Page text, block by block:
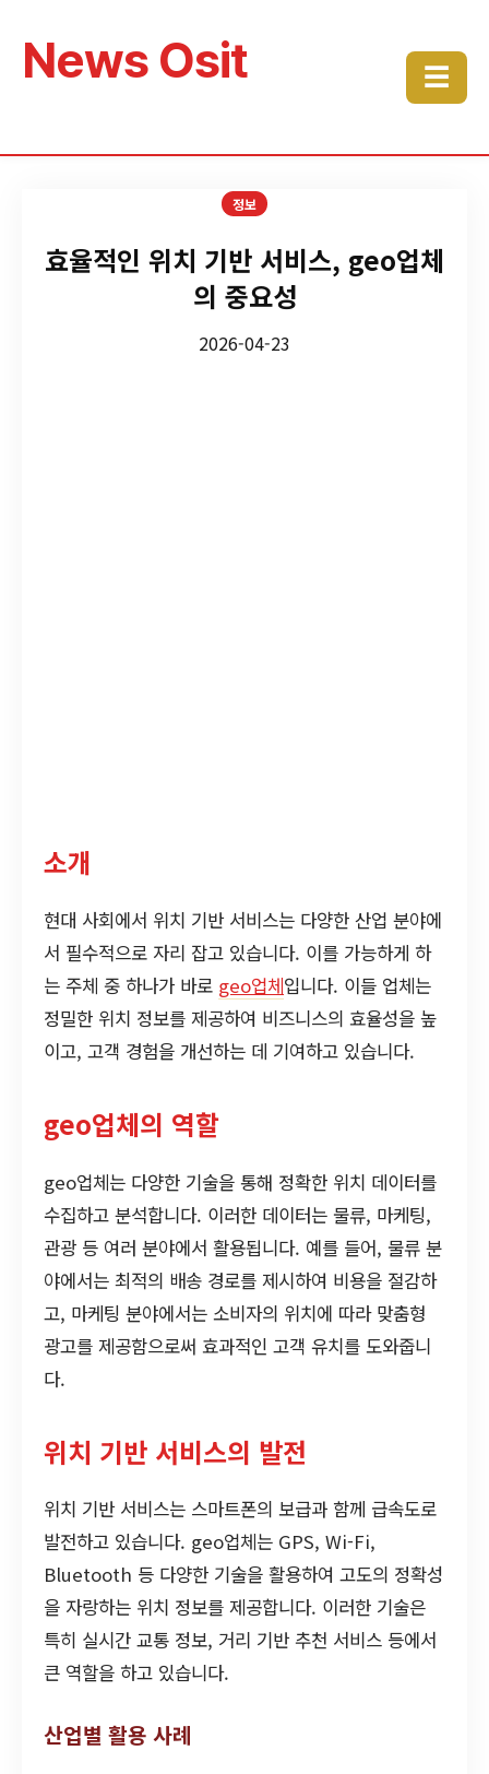
News Osit ☰
정보
효율적인 위치 기반 서비스, geo업체
의 중요성
2026-04-23
소개
현대 사회에서 위치 기반 서비스는 다양한 산업 분야에
서 필수적으로 자리 잡고 있습니다. 이를 가능하게 하
는 주체 중 하나가 바로 geo업체입니다. 이들 업체는
정밀한 위치 정보를 제공하여 비즈니스의 효율성을 높
이고, 고객 경험을 개선하는 데 기여하고 있습니다.
geo업체의 역할
geo업체는 다양한 기술을 통해 정확한 위치 데이터를
수집하고 분석합니다. 이러한 데이터는 물류, 마케팅,
관광 등 여러 분야에서 활용됩니다. 예를 들어, 물류 분
야에서는 최적의 배송 경로를 제시하여 비용을 절감하
고, 마케팅 분야에서는 소비자의 위치에 따라 맞춤형
광고를 제공함으로써 효과적인 고객 유치를 도와줍니
다.
위치 기반 서비스의 발전
위치 기반 서비스는 스마트폰의 보급과 함께 급속도로
발전하고 있습니다. geo업체는 GPS, Wi-Fi,
Bluetooth 등 다양한 기술을 활용하여 고도의 정확성
을 자랑하는 위치 정보를 제공합니다. 이러한 기술은
특히 실시간 교통 정보, 거리 기반 추천 서비스 등에서
큰 역할을 하고 있습니다.
산업별 활용 사례